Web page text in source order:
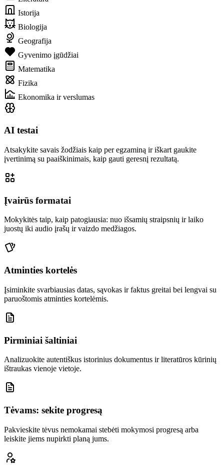
Istorija
Biologija
Geografija
Gyvenimo įgūdžiai
Matematika
Fizika
Ekonomika ir verslumas
AI testai
Atsakykite savais žodžiais kaip per egzaminą ir iškart gaukite
įvertinimą su paaiškinimais, kaip gauti geresnį rezultatą.
Įvairūs formatai
Mokykitės taip, kaip patogiausia: nuo išsamių straipsnių ir laiko
juostų iki audio įrašų ir vaizdo medžiagos.
Atminties kortelės
Įsiminkite svarbiausias datas, sąvokas ir faktus greitai bei lengvai su
paruoštomis atminties kortelėmis.
Pirminiai šaltiniai
Analizuokite autentiškus istorinius dokumentus ir literatūros kūrinių
ištraukas vienoje vietoje.
Tėvams: sekite progresą
Pakvieskite tėvus nemokamai stebėti mokymosi progresą arba
leiskite jiems nupirkti planą jums.